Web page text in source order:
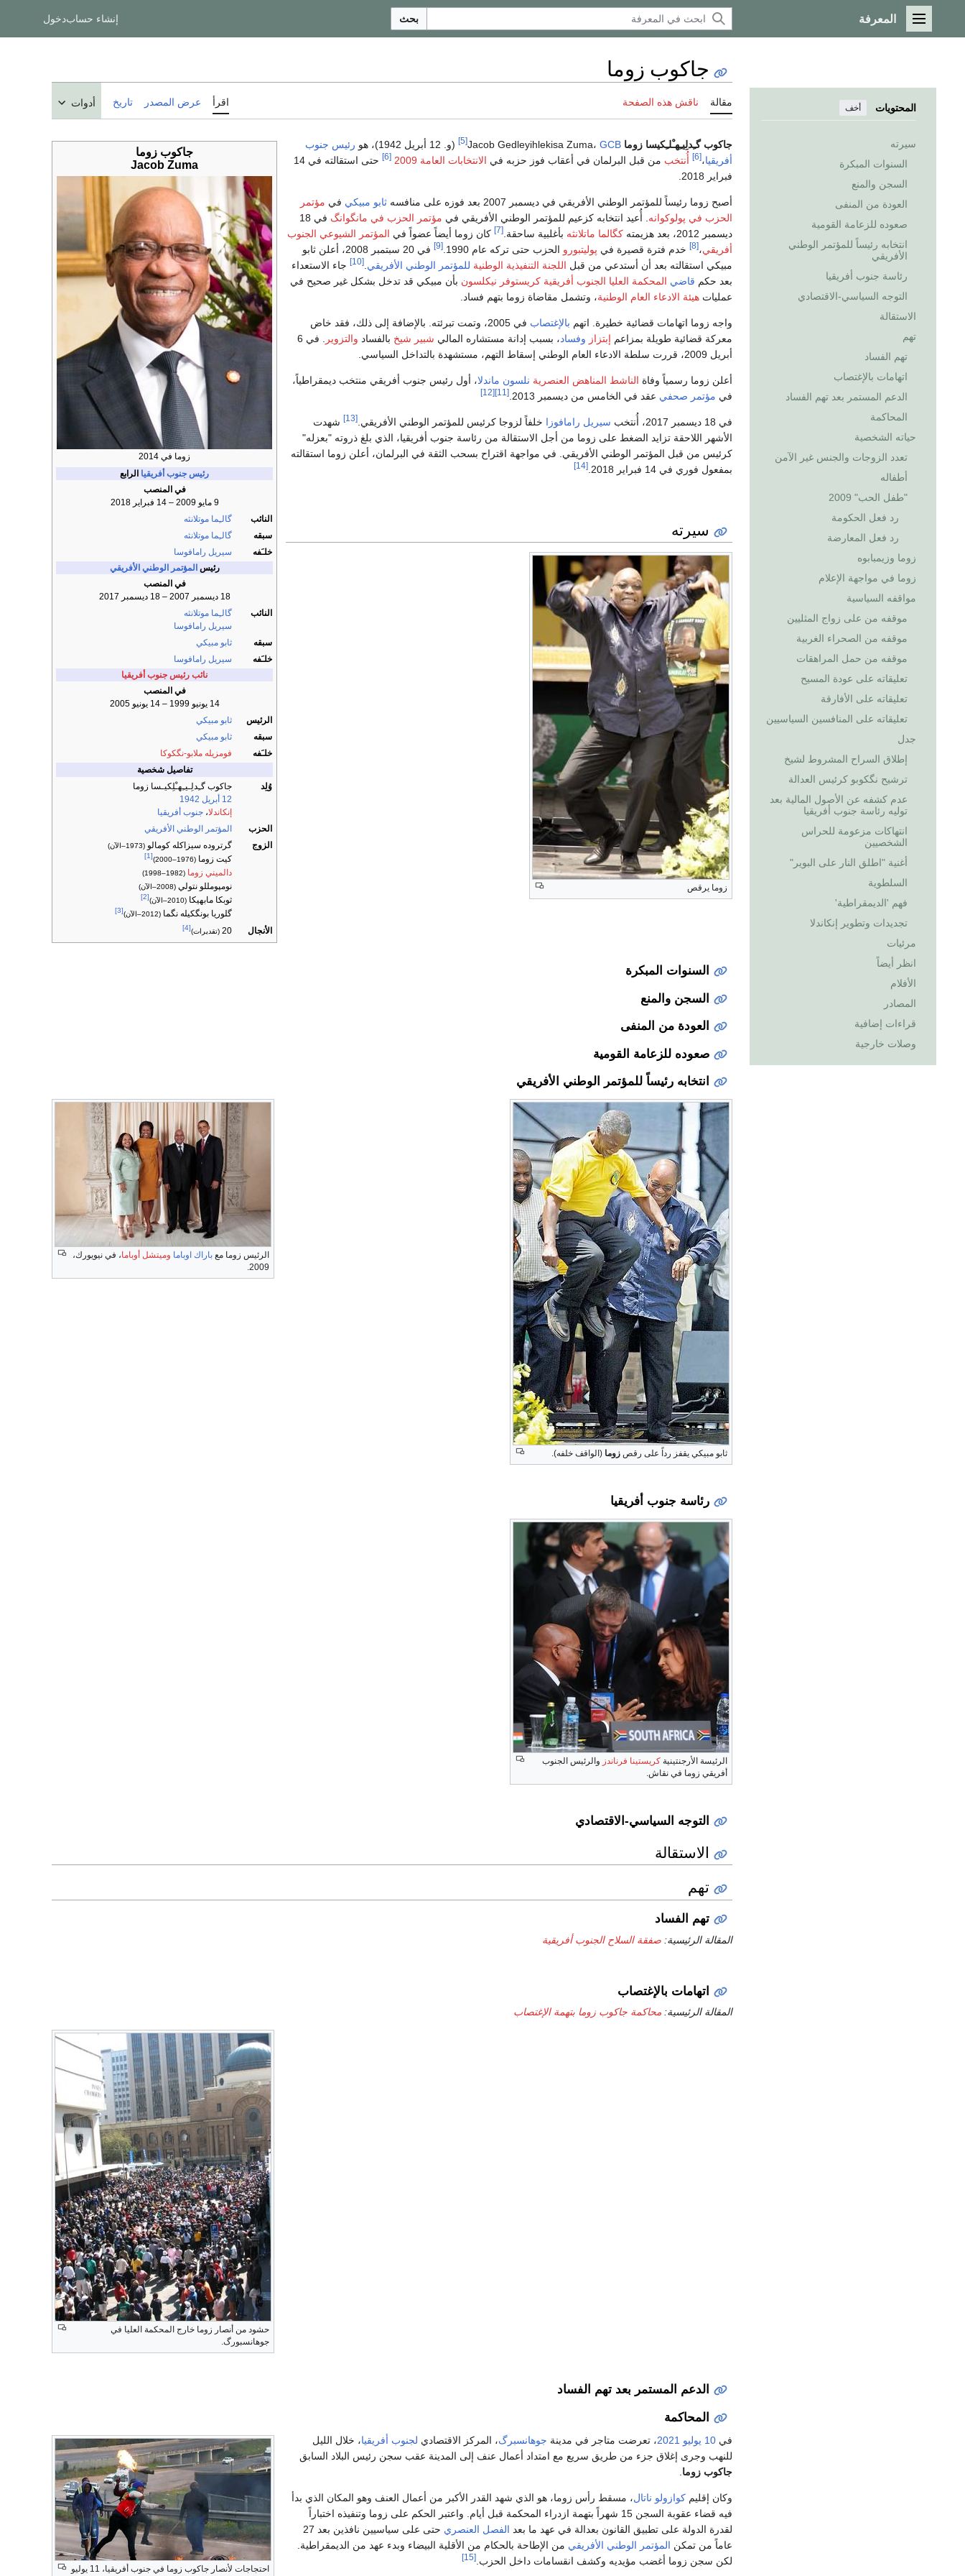
القائمة الرئيسية
المعرفة بحث إنشاء حسابدخول
المحتويات أخف
سيرته
السنوات المبكرة
السجن والمنع
العودة من المنفى
صعوده للزعامة القومية
انتخابه رئيساً للمؤتمر الوطني
الأفريقي
رئاسة جنوب أفريقيا
التوجه السياسي-الاقتصادي
الاستقالة
تهم
تهم الفساد
اتهامات بالإغتصاب
الدعم المستمر بعد تهم الفساد
المحاكمة
حياته الشخصية
تعدد الزوجات والجنس غير الآمن
أطفاله
"طفل الحب" 2009
رد فعل الحكومة
رد فعل المعارضة
زوما وزيمبابوه
زوما في مواجهة الإعلام
مواقفه السياسية
موقفه من على زواج المثليين
موقفه من الصحراء الغربية
موقفه من حمل المراهقات
تعليقاته على عودة المسيح
تعليقاته على الأفارقة
تعليقاته على المنافسين السياسيين
جدل
إطلاق السراح المشروط لشيخ
ترشيح نگكوبو كرئيس العدالة
عدم كشفه عن الأصول المالية بعد
توليه رئاسة جنوب أفريقيا
انتهاكات مزعومة للحراس
الشخصيين
أغنية "اطلق النار على البوير"
السلطوية
فهم 'الديمقراطية'
تجديدات وتطوير إنكاندلا
مرئيات
انظر أيضاً
الأفلام
المصادر
قراءات إضافية
وصلات خارجية
جاكوب زوما
مقالة ناقش هذه الصفحة اقرأ عرض المصدر تاريخ أدوات
جاكوب زوما
Jacob Zuma
زوما في 2014
رئيس جنوب أفريقيا الرابع
في المنصب
9 مايو 2009 – 14 فبراير 2018
النائب
گالـِما موتلانثه
سبقه
گالـِما موتلانثه
خلـَفه
سيريل رامافوسا
رئيس المؤتمر الوطني الأفريقي
في المنصب
18 ديسمبر 2007 – 18 ديسمبر 2017
النائب
گالـِما موتلانثه
سيريل رامافوسا
سبقه
ثابو مبيكي
خلـَفه
سيريل رامافوسا
نائب رئيس جنوب أفريقيا
في المنصب
14 يونيو 1999 – 14 يونيو 2005
الرئيس
ثابو مبيكي
سبقه
ثابو مبيكي
خلـَفه
فومزيله ملابو-نگكوكا
تفاصيل شخصية
وُلِد
جاكوب گـِدلِـيـِهـْلِكيـسا زوما
12 أبريل
1942
إنكاندلا، جنوب أفريقيا
الحزب
المؤتمر الوطني الأفريقي
الزوج
گرتروده سيزاكله كومالو (1973–الآن)
كيت زوما (1976–2000)
[1]
دالميني زوما (1982–1998)
نومپومللو نتولي (2008–الآن)
ثوبكا مابهيكا (2010–الآن) [2]
گلوريا بونگكيله نگما (2012–الآن) [3]
الأنجال 20 (تقديرات)[4]
جاكوب گـِدلِيـِهـْلـِكيسا زوما GCB
[5] (و. 12 أبريل 1942)، هو
رئيس جنوب
أفريقيا،[6] أُنتخب من قبل البرلمان في أعقاب فوز حزبه في الانتخابات العامة 2009 [6]
حتى استقالته في 14
فبراير 2018.
أصبح زوما رئيساً للمؤتمر الوطني الأفريقي في ديسمبر 2007 بعد فوزه على منافسه ثابو مبيكي في مؤتمر
الحزب في پولوكوانه . أُعيد انتخابه كزعيم للمؤتمر الوطني الأفريقي في مؤتمر الحزب في مانگوانگ
في 18
ديسمبر 2012، بعد هزيمته
كگالما ماتلانثه بأغلبية ساحقة. [7] كان زوما أيضاً عضواً في المؤتمر الشيوعي الجنوب
أفريقي،[8] خدم فترة قصيرة في پوليتبورو الحزب حتى تركه عام 1990. [9]
في 20 سبتمبر 2008، أعلن ثابو
مبيكي استقالته بعد أن أستدعي من قبل اللجنة التنفيذية الوطنية للمؤتمر الوطني الأفريقي [10]
جاء الاستعداء
بعد حكم قاضي المحكمة العليا الجنوب أفريقية كريستوفر نيكلسون بأن مبيكي قد تدخل بشكل غير صحيح في
عمليات هيئة الادعاء العام الوطنية، وتشمل مقاضاة زوما بتهم فساد.
واجه زوما اتهامات قضائية خطيرة. اتهم بالإغتصاب
في 2005، وتمت تبرئته. بالإضافة إلى ذلك، فقد خاض
معركة قضائية طويلة بمزاعم إبتزاز وفساد، بسبب إدانة مستشاره المالي شبير شيخ بالفساد والتزوير
. في 6
أبريل 2009، قررت سلطة الادعاء العام الوطني إسقاط التهم، مستشهدة بالتداخل السياسي.
أعلن زوما رسمياً وفاة الناشط المناهض العنصرية نلسون ماندلا، أول رئيس جنوب أفريقي منتخب ديمقراطياً،
في مؤتمر صحفي عقد في الخامس من ديسمبر 2013. [11]
[12]
في 18 ديسمبر 2017، أُنتخب سيريل رامافوزا خلفاً لزوجا كرئيس للمؤتمر الوطني الأفريقي. [13]
شهدت
الأشهر اللاحقة تزايد الضغط على زوما من أجل الاستقالة من رئاسة جنوب أفريقيا، الذي بلغ ذروته "بعزله"
كرئيس من قبل المؤتمر الوطني الأفريقي. في مواجهة اقتراح بسحب الثقة في البرلمان، أعلن زوما استقالته
بمفعول فوري في 14 فبراير 2018.
[14]
سيرته
زوما يرقص
السنوات المبكرة
السجن والمنع
العودة من المنفى
صعوده للزعامة القومية
انتخابه رئيساً للمؤتمر الوطني الأفريقي
ثابو مبيكي يقفز رداً على رقص زوما (الواقف خلفه).
الرئيس زوما مع باراك اوباما وميتشل أوباما، في نيويورك،
2009.
رئاسة جنوب أفريقيا
الرئيسة الأرجنتينية كريستينا فرناندز والرئيس الجنوب
أفريقي زوما في نقاش.
التوجه السياسي-الاقتصادي
الاستقالة
تهم
تهم الفساد
المقالة الرئيسية: صفقة السلاح الجنوب أفريقية
اتهامات بالإغتصاب
المقالة الرئيسية: محاكمة جاكوب زوما بتهمة الإغتصاب
حشود من أنصار زوما خارج المحكمة العليا في
جوهانسبورگ.
الدعم المستمر بعد تهم الفساد
المحاكمة
احتجاجات لأنصار جاكوب زوما في جنوب أفريقيا، 11 يوليو
في 10 يوليو 2021، تعرضت متاجر في مدينة جوهانسبرگ، المركز الاقتصادي لجنوب أفريقيا، خلال الليل
للنهب وجرى إغلاق جزء من طريق سريع مع امتداد أعمال عنف إلى المدينة عقب سجن رئيس البلاد السابق
جاكوب زوما
وكان إقليم كوازولو ناتال، مسقط رأس زوما، هو الذي شهد القدر الأكبر من أعمال العنف وهو المكان الذي بدأ
فيه قضاء عقوبة السجن 15 شهراً بتهمة ازدراء المحكمة قبل أيام. واعتبر الحكم على زوما وتنفيذه اختباراً
لقدرة الدولة على تطبيق القانون بعدالة في عهد ما بعد الفصل العنصري
حتى على سياسيين نافذين بعد 27
عاماً من تمكن المؤتمر الوطني الأفريقي من الإطاحة بالحكام من الأقلية البيضاء وبدء عهد من الديمقراطية.
لكن سجن زوما أغضب مؤيديه وكشف انقسامات داخل الحزب. [15]